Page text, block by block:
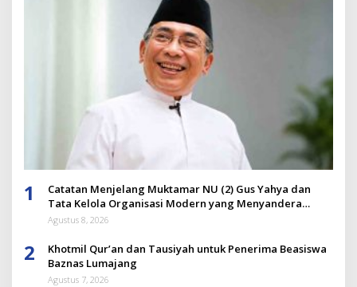
1
Catatan Menjelang Muktamar NU (2) Gus Yahya dan
Tata Kelola Organisasi Modern yang Menyandera
Dirinya
Agustus 8, 2026
2
Khotmil Qur’an dan Tausiyah untuk Penerima Beasiswa
Baznas Lumajang
Agustus 7, 2026